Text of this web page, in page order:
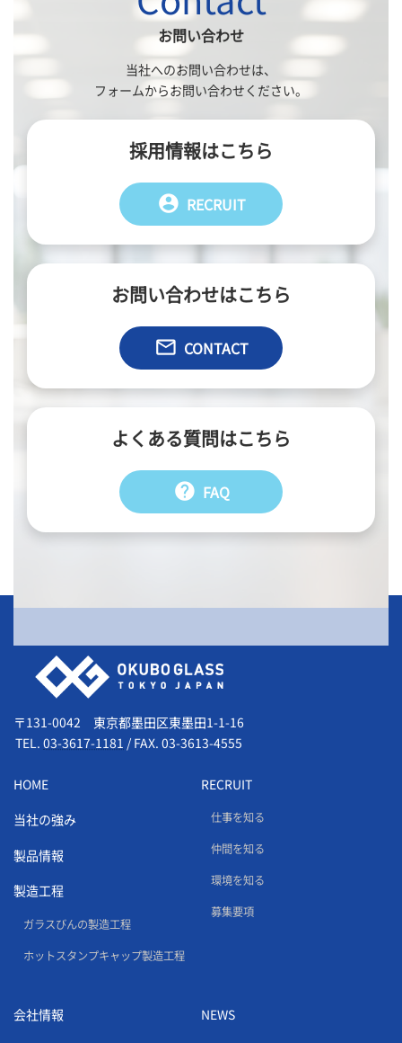
お問い合わせ
当社へのお問い合わせは、
フォームからお問い合わせください。
採用情報はこちら
account_circle RECRUIT
お問い合わせはこちら
email CONTACT
よくある質問はこちら
help FAQ
会社情報
〒131-0042 東京都墨田区東墨田1-1-16
TEL. 03-3617-1181 / FAX. 03-3613-4555
HOME
当社の強み
製品情報
製造工程
ガラスびんの製造工程
ホットスタンプキャップ製造工程
RECRUIT
仕事を知る
仲間を知る
環境を知る
募集要項
会社情報
NEWS